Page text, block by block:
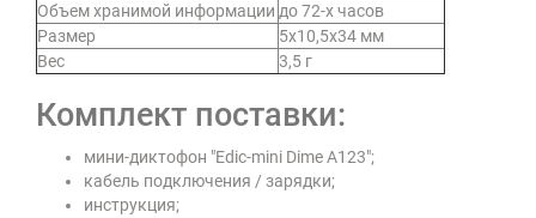
Объем хранимой информации до 72-х часов
Размер
5х10,5х34 мм
Вес
3,5 г
Комплект поставки:
мини-диктофон "Edic-mini Dime А123";
кабель подключения / зарядки;
инструкция;